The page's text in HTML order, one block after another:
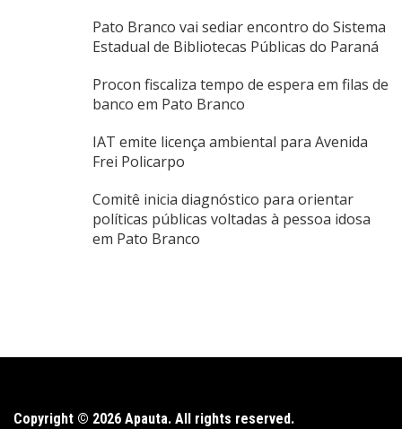
Pato Branco vai sediar encontro do Sistema
Estadual de Bibliotecas Públicas do Paraná
Procon fiscaliza tempo de espera em filas de
banco em Pato Branco
IAT emite licença ambiental para Avenida
Frei Policarpo
Comitê inicia diagnóstico para orientar
políticas públicas voltadas à pessoa idosa
em Pato Branco
Copyright © 2026 Apauta. All rights reserved.